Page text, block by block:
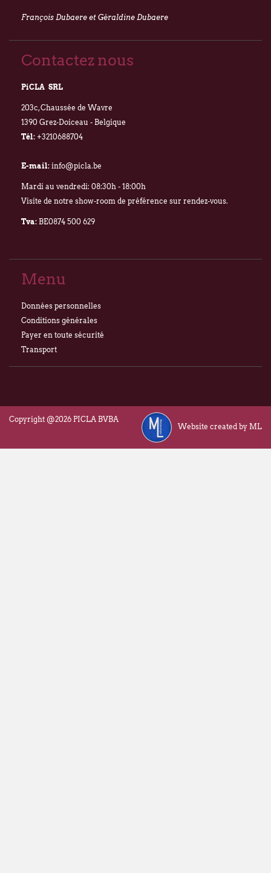
François Dubaere et Géraldine Dubaere
Contactez nous
PiCLA SRL
203c, Chaussée de Wavre
1390 Grez-Doiceau - Belgique
Tél: +3210688704
E-mail: info@picla.be
Mardi au vendredi: 08:30h - 18:00h
Visite de notre show-room de préférence sur rendez-vous.
Tva: BE0874 500 629
Menu
Données personnelles
Conditions générales
Payer en toute sécurité
Transport
Copyright @2026 PICLA BVBA
Website created by ML